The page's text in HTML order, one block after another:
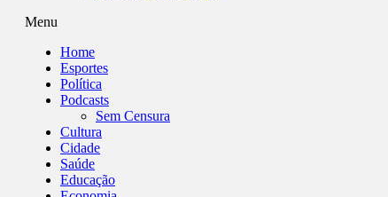
Menu
Home
Esportes
Política
Podcasts
Sem Censura
Cultura
Cidade
Saúde
Educação